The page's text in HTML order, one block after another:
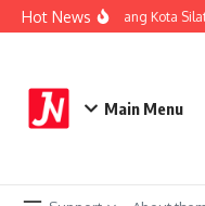
Lewati ke konten
Hot News
Kapolresta Malang Kota
Main Menu